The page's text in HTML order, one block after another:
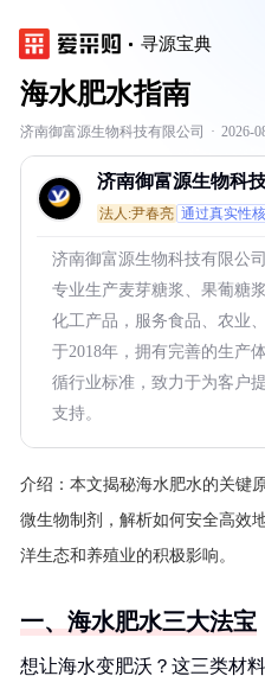
寻源宝典
海水肥水指南
济南御富源生物科技有限公司 · 2026-
济南御富源生物科
法人:尹春亮 通过真实性
济南御富源生物科技有限公
专业生产麦芽糖浆、果葡糖
化工产品，服务食品、农业
于2018年，拥有完善的生产
循行业标准，致力于为客户
支持。
介绍： 本文揭秘海水肥水的关键
微生物制剂，解析如何安全高效
洋生态和养殖业的积极影响。
一、海水肥水三大法宝
想让海水变肥沃？这三类材